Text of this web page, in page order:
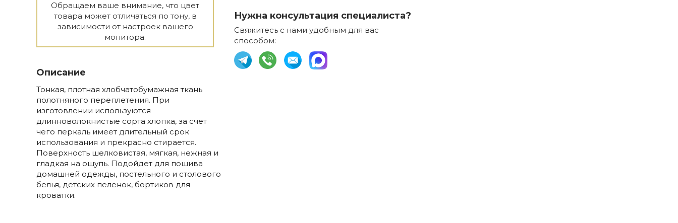
Обращаем ваше внимание, что цвет
товара может отличаться по тону, в
зависимости от настроек вашего
монитора.
Описание
Тонкая, плотная хлобчатобумажная ткань
полотняного переплетения. При
изготовлении используются
длинноволокнистые сорта хлопка, за счет
чего перкаль имеет длительный срок
использования и прекрасно стирается.
Поверхность шелковистая, мягкая, нежная и
гладкая на ощупь. Подойдет для пошива
домашней одежды, постельного и столового
белья, детских пеленок, бортиков для
кроватки.
Нужна консультация специалиста?
Свяжитесь с нами удобным для вас
способом: